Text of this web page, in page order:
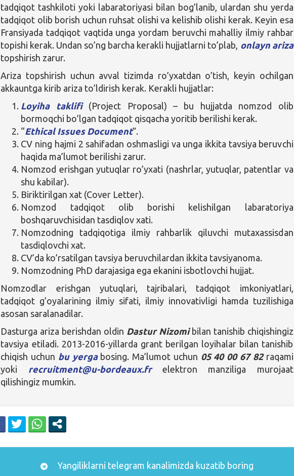
tadqiqot tashkiloti yoki labaratoriyasi bilan bog’lanib, ulardan shu yerda
tadqiqot olib borish uchun ruhsat olishi va kelishib olishi kerak. Keyin esa
Fransiyada tadqiqot vaqtida unga yordam beruvchi mahalliy ilmiy rahbar
topishi kerak. Undan so’ng barcha kerakli hujjatlarni to’plab, onlayn ariza
topshirish zarur.
Ariza topshirish uchun avval tizimda ro’yxatdan o’tish, keyin ochilgan
akkauntga kirib ariza to’ldirish kerak. Kerakli hujjatlar:
Loyiha taklifi(Project Proposal) – bu hujjatda nomzod olib
bormoqchi bo’lgan tadqiqot qisqacha yoritib berilishi kerak.
“Ethical Issues Document”.
CV ning hajmi 2 sahifadan oshmasligi va unga ikkita tavsiya beruvchi
haqida ma’lumot berilishi zarur.
Nomzod erishgan yutuqlar ro’yxati (nashrlar, yutuqlar, patentlar va
shu kabilar).
Biriktirilgan xat (Cover Letter).
Nomzod tadqiqot olib borishi kelishilgan labaratoriya
boshqaruvchisidan tasdiqlov xati.
Nomzodning tadqiqotiga ilmiy rahbarlik qiluvchi mutaxassisdan
tasdiqlovchi xat.
CV’da ko’rsatilgan tavsiya beruvchilardan ikkita tavsiyanoma.
Nomzodning PhD darajasiga ega ekanini isbotlovchi hujjat.
Nomzodlar erishgan yutuqlari, tajribalari, tadqiqot imkoniyatlari,
tadqiqot g’oyalarining ilmiy sifati, ilmiy innovativligi hamda tuzilishiga
asosan saralanadilar.
Dasturga ariza berishdan oldin Dastur Nizomibilan tanishib chiqishingiz
tavsiya etiladi. 2013-2016-yillarda grant berilgan loyihalar bilan tanishib
chiqish uchun bu yergabosing. Ma’lumot uchun 05 40 00 67 82raqami
yoki
recruitment@u-bordeaux.frelektron manziliga murojaat
qilishingiz mumkin.
Yangiliklarni telegram kanalimizda kuzatib boring